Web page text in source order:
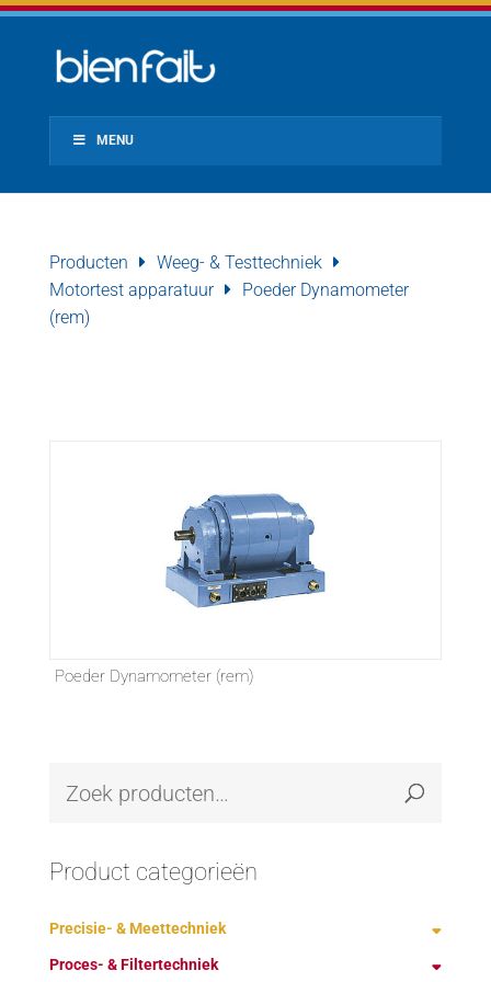
MENU
Producten
Weeg- & Testtechniek
Motortest apparatuur
Poeder Dynamometer
(rem)
Poeder Dynamometer (rem)
Product categorieën
Precisie- & Meettechniek
Demagnetiseren
Proces- & Filtertechniek